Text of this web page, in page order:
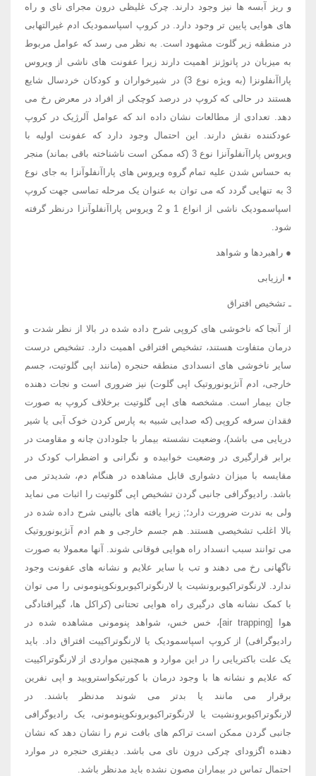
و ریز آبسه ها نیز وجود دارند. چرک غلیظی درون مجرای نای و راه
های هوایی پایین تر وجود دارد. در کروپ اسپاسمودیک ادم غیرالتهابی
در منطقه زیر گلوت مشهود است. به نظر می رسد که عوامل مربوط
به میزبان در پاتوژنز اهمیت دارند زیرا عفونت های ناشی از ویروس
پاراآنفلونزا (به ویژه نوع 3) در شیرخواران و کودکان خردسال شایع
هستند در حالی که کروپ در درصد کوچکی از افراد در معرض رخ می
دهد. تعدادی از مطالعات نشان داده اند که عوامل آلرژیک در کروپ
عودکننده نقش دارند. این احتمال وجود دارد که عفونت اولیه با
ویروس پاراآنفلوآنزا نوع 3 (که ممکن است ناشناخته باقی بماند) منجر
به حساس شدن علیه تمام گروه ویروس های پاراآنفلوآنزا به جای نوع
3 به تنهایی گردد که می توان به عنوان یک مرحله تماسی جهت کروپ
اسپاسمودیک ناشی از انواع 1 و 2 ویروس پاراآنفلوآنزا درنظر گرفته
شود.
● راهبردها و شواهد
▪ ارزیابی
ـ تشخیص افتراق
از آنجا که ناخوشی های کروپی شرح داده شده در بالا از نظر شدت و
درمان متفاوت هستند، تشخیص افتراقی اهمیت دارد. تشخیص درست
سایر ناخوشی های انسدادی منطقه حنجره (مانند اپی گلوتیت، جسم
خارجی، ادم آنژیونوروتیک اپی گلوت) نیز ضروری است و نجات دهنده
جان بیمار است. مشخصه های اپی گلوتیت برخلاف کروپ به صورت
فقدان سرفه کروپی (که صدایی شبیه به پارس کردن خوک آبی یا شیر
دریایی می باشد)، وضعیت نشسته بیمار با جلودادن چانه و مقاومت در
برابر قرارگیری در وضعیت خوابیده و نگرانی و اضطراب کودک در
مقایسه با میزان دشواری قابل مشاهده در هنگام دم، شدیدتر می
باشد. رادیوگرافی جانبی گردن تشخیص اپی گلوتیت را اثبات می نماید
ولی به ندرت ضرورت دارد؛; زیرا یافته های بالینی شرح داده شده در
بالا اغلب تشخیصی هستند. هم جسم خارجی و هم ادم آنژیونوروتیک
می توانند سبب انسداد راه هوایی فوقانی شوند. آنها معمولا به صورت
ناگهانی رخ می دهند و تب با سایر علایم و نشانه های عفونت وجود
ندارد. لارنگوتراکیوبرونشیت یا لارنگوتراکیوبرونکوپنومونی را می توان
با کمک نشانه های درگیری راه هوایی تحتانی (کراکل ها، گیرافتادگی
هوا [air trapping]، خس خس، شواهد پنومونی مشاهده شده در
رادیوگرافی) از کروپ اسپاسمودیک یا لارنگوتراکییت افتراق داد. باید
یک علت باکتریایی را در این موارد و همچنین مواردی از لارنگوتراکییت
که علایم و نشانه ها با وجود درمان با کورتیکواسترویید و اپی نفرین
برقرار می مانند یا بدتر می شوند مدنظر باشند. در
لارنگوتراکیوبرونشیت یا لارنگوتراکیوبرونکوپنومونی، یک رادیوگرافی
جانبی گردن ممکن است تراکم های بافت نرم را نشان دهد که نشان
دهنده اگزودای چرکی درون نای می باشد. دیفتری حنجره در موارد
احتمال تماس در بیماران مصون نشده باید مدنظر باشد.